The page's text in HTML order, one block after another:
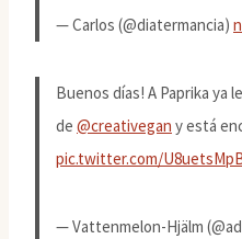
— Carlos (@diatermancia)
Buenos días! A Paprika ya
de @creativegan y está
pic.twitter.com/
— Vattenmelon-Hjälm